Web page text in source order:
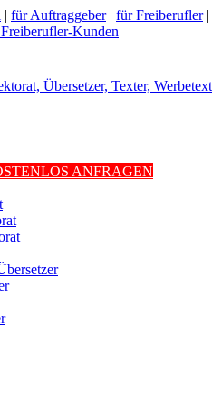
| für Auftraggeber| für Freiberufler|
Kunden
ANFRAGEN